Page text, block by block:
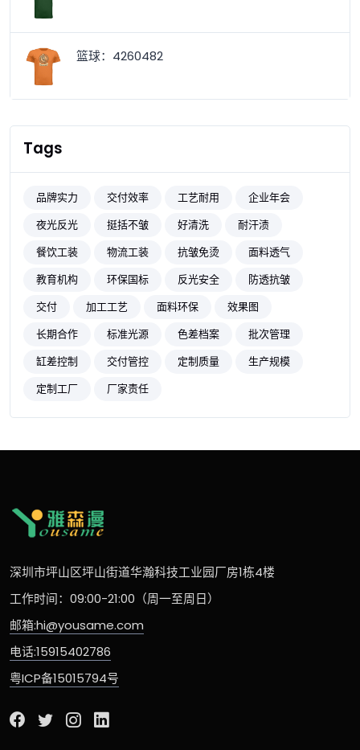
篮球：4260482
Tags
品牌实力 交付效率 工艺耐用
企业年会
夜光反光
挺括不皱 好清洗
耐汗渍
餐饮工装
物流工装 抗皱免烫
面料透气
教育机构
环保国标 反光安全
防透抗皱
交付
加工工艺 面料环保
效果图
长期合作
标准光源 色差档案
批次管理
缸差控制
交付管控 定制质量
生产规模
定制工厂
厂家责任
深圳市坪山区坪山街道华瀚科技工业园厂房1栋4楼
工作时间：09:00-21:00（周一至周日）
邮箱:hi@yousame.com
电话:15915402786
粤ICP备15015794号